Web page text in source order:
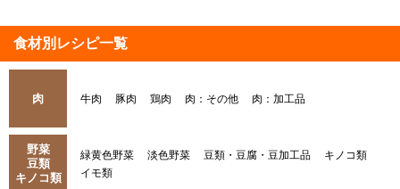
食材別レシピ一覧
肉 牛肉 豚肉 鶏肉 肉：その他 肉：加工品
野菜
豆類
キノコ類
緑黄色野菜 淡色野菜 豆類・豆腐・豆加工品
キノコ類
イモ類